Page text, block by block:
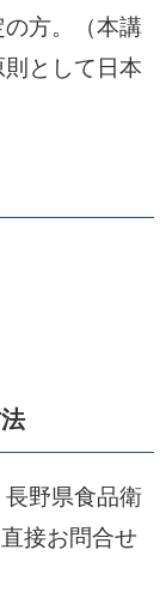
方。（本講
として日本
野県食品衛
接お問合せ